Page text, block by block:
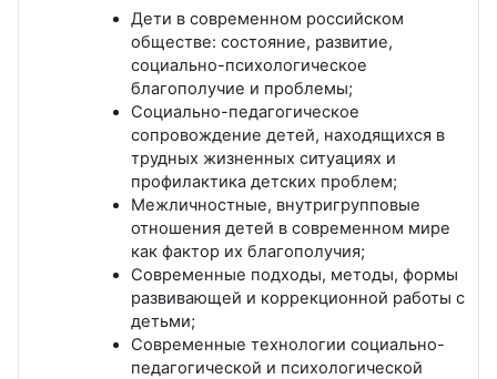
Дети в современном российском
обществе: состояние, развитие,
социально-психологическое
благополучие и проблемы;
Социально-педагогическое
сопровождение детей, находящихся в
трудных жизненных ситуациях и
профилактика детских проблем;
Межличностные, внутригрупповые
отношения детей в современном мире
как фактор их благополучия;
Современные подходы, методы, формы
развивающей и коррекционной работы с
детьми;
Современные технологии социально-
педагогической и психологической